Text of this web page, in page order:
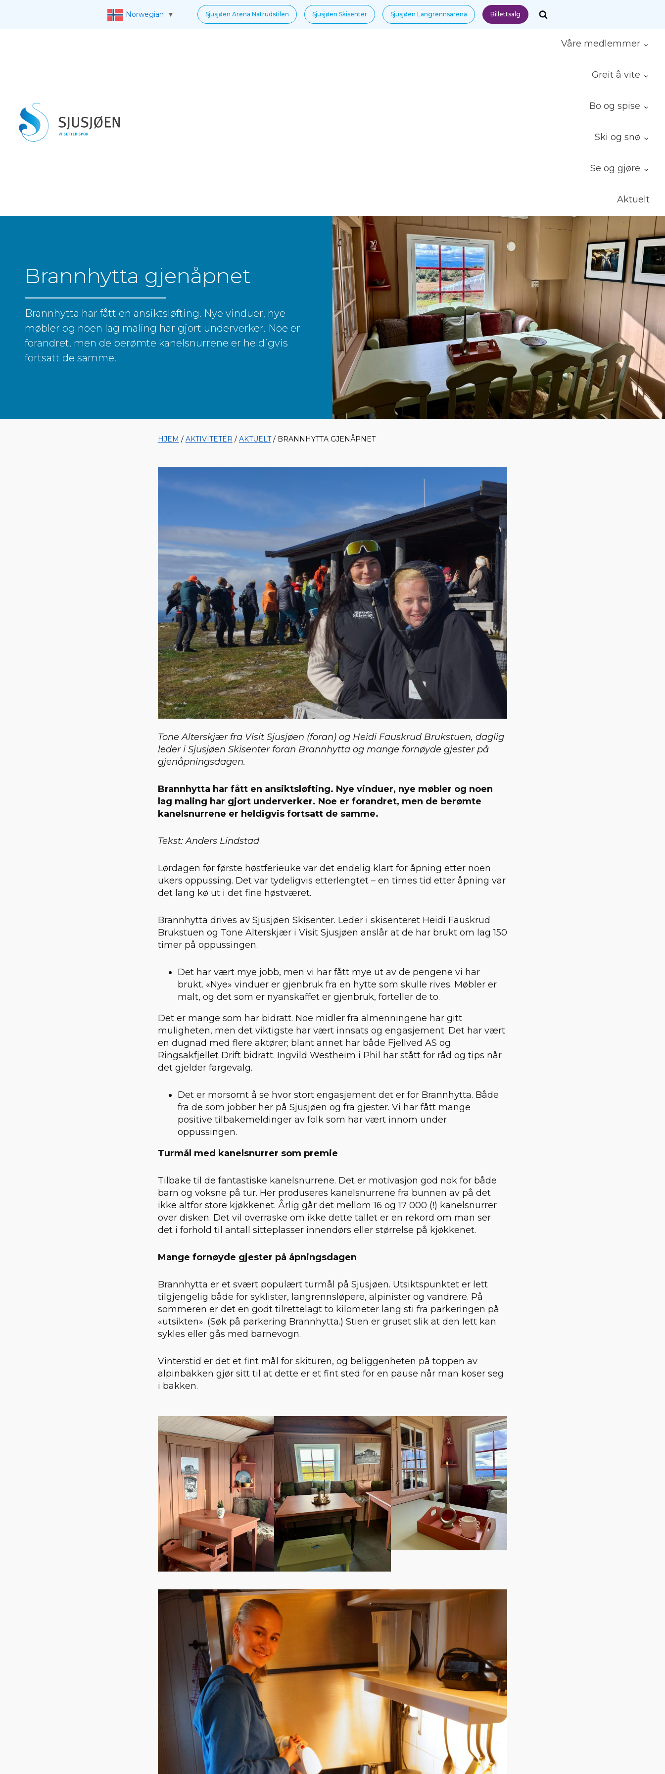
Norwegian ▼ Sjusjøen Arena Natrudstilen Sjusjøen Skisenter Sjusjøen Langrennsarena Billettsalg
Aktuelt
Se og gjøre
Ski og snø
Bo og spise
Greit å vite
Våre medlemmer
Brannhytta gjenåpnet
Brannhytta har fått en ansiktsløfting. Nye vinduer, nye
møbler og noen lag maling har gjort underverker. Noe er
forandret, men de berømte kanelsnurrene er heldigvis
fortsatt de samme.
HJEM / AKTIVITETER / AKTUELT/ BRANNHYTTA GJENÅPNET
Tone Alterskjær fra Visit Sjusjøen (foran) og Heidi Fauskrud Brukstuen, daglig
leder i Sjusjøen Skisenter foran Brannhytta og mange fornøyde gjester på
gjenåpningsdagen.
Brannhytta har fått en ansiktsløfting. Nye vinduer, nye møbler og noen
lag maling har gjort underverker. Noe er forandret, men de berømte
kanelsnurrene er heldigvis fortsatt de samme.
Tekst: Anders Lindstad
Lørdagen før første høstferieuke var det endelig klart for åpning etter noen
ukers oppussing. Det var tydeligvis etterlengtet – en times tid etter åpning var
det lang kø ut i det fine høstværet.
Brannhytta drives av Sjusjøen Skisenter. Leder i skisenteret Heidi Fauskrud
Brukstuen og Tone Alterskjær i Visit Sjusjøen anslår at de har brukt om lag 150
timer på oppussingen.
Det har vært mye jobb, men vi har fått mye ut av de pengene vi har
brukt. «Nye» vinduer er gjenbruk fra en hytte som skulle rives. Møbler er
malt, og det som er nyanskaffet er gjenbruk, forteller de to.
Det er mange som har bidratt. Noe midler fra almenningene har gitt
muligheten, men det viktigste har vært innsats og engasjement. Det har vært
en dugnad med flere aktører; blant annet har både Fjellved AS og
Ringsakfjellet Drift bidratt. Ingvild Westheim i Phil har stått for råd og tips når
det gjelder fargevalg.
Det er morsomt å se hvor stort engasjement det er for Brannhytta. Både
fra de som jobber her på Sjusjøen og fra gjester. Vi har fått mange
positive tilbakemeldinger av folk som har vært innom under
oppussingen.
Turmål med kanelsnurrer som premie
Tilbake til de fantastiske kanelsnurrene. Det er motivasjon god nok for både
barn og voksne på tur. Her produseres kanelsnurrene fra bunnen av på det
ikke altfor store kjøkkenet. Årlig går det mellom 16 og 17 000 (!) kanelsnurrer
over disken. Det vil overraske om ikke dette tallet er en rekord om man ser
det i forhold til antall sitteplasser innendørs eller størrelse på kjøkkenet.
Mange fornøyde gjester på åpningsdagen
Brannhytta er et svært populært turmål på Sjusjøen. Utsiktspunktet er lett
tilgjengelig både for syklister, langrennsløpere, alpinister og vandrere. På
sommeren er det en godt tilrettelagt to kilometer lang sti fra parkeringen på
«utsikten». (Søk på parkering Brannhytta.) Stien er gruset slik at den lett kan
sykles eller gås med barnevogn.
Vinterstid er det et fint mål for skituren, og beliggenheten på toppen av
alpinbakken gjør sitt til at dette er et fint sted for en pause når man koser seg
i bakken.